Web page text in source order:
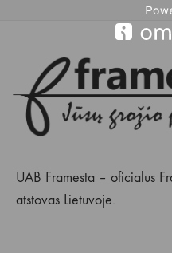
UAB Framesta – oficialus
atstovas Lietuvoje.